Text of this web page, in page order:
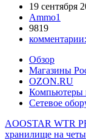
19 сентября
Ammo1
9819
комментарии:
Обзор
Магазины
OZON.RU
Компьютеры
Сетевое
AOOSTAR WTR
хранилище на